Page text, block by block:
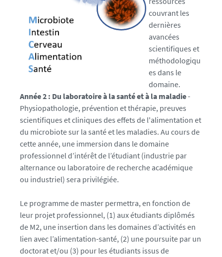
couvrant les
dernières
avancées
scientifiques et
méthodologiqu
es dans le
domaine.
Année 2 : Du laboratoire à la santé et à la maladie-
Physiopathologie, prévention et thérapie, preuves
scientifiques et cliniques des effets de l'alimentation et
du microbiote sur la santé et les maladies. Au cours de
cette année, une immersion dans le domaine
professionnel d’intérêt de l’étudiant (industrie par
alternance ou laboratoire de recherche académique
ou industriel) sera privilégiée.
Le programme de master permettra, en fonction de
leur projet professionnel, (1) aux étudiants diplômés
de M2, une insertion dans les domaines d’activités en
lien avec l’alimentation-santé, (2) une poursuite par un
doctorat et/ou (3) pour les étudiants issus de